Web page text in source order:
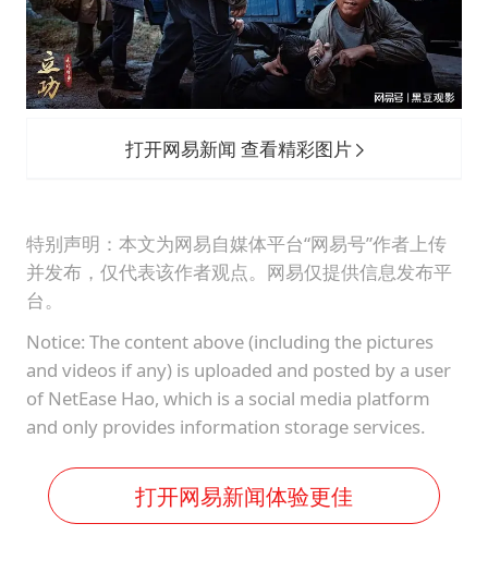
打开网易新闻 查看精彩图片
特别声明：本文为网易自媒体平台“网易号”作者上传
并发布，仅代表该作者观点。网易仅提供信息发布平
台。
Notice: The content above (including the pictures
and videos if any) is uploaded and posted by a user
of NetEase Hao, which is a social media platform
and only provides information storage services.
打开网易新闻体验更佳